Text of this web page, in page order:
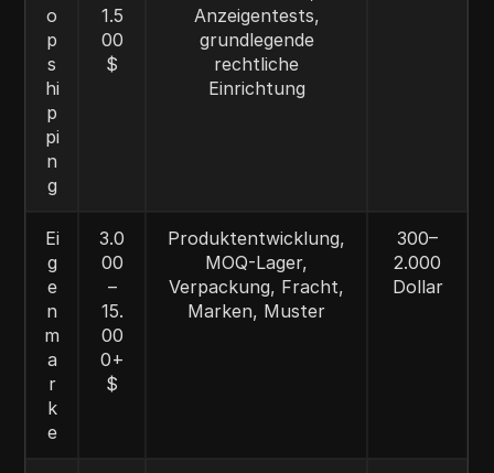
o
p
s
hi
p
pi
n
g
1.5
00
$
Anzeigentests,
grundlegende
rechtliche
Einrichtung
Ei
g
e
n
m
a
r
k
e
3.0
00
–
15.
00
0+
$
Produktentwicklung,
MOQ-Lager,
Verpackung, Fracht,
Marken, Muster
300–
2.000
Dollar